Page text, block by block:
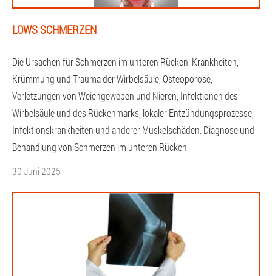
LOWS SCHMERZEN
Die Ursachen für Schmerzen im unteren Rücken: Krankheiten,
Krümmung und Trauma der Wirbelsäule, Osteoporose,
Verletzungen von Weichgeweben und Nieren, Infektionen des
Wirbelsäule und des Rückenmarks, lokaler Entzündungsprozesse,
Infektionskrankheiten und anderer Muskelschäden. Diagnose und
Behandlung von Schmerzen im unteren Rücken.
30 Juni 2025